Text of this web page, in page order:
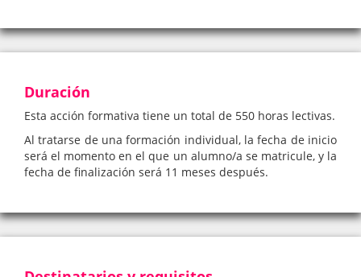
Duración
Esta acción formativa tiene un total de 550 horas lectivas.
Al tratarse de una formación individual, la fecha de inicio
será el momento en el que un alumno/a se matricule, y la
fecha de finalización será 11 meses después.